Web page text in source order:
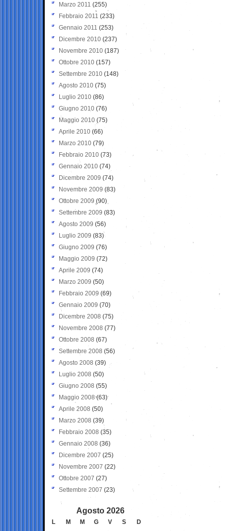
Marzo 2011 (255)
Febbraio 2011 (233)
Gennaio 2011 (253)
Dicembre 2010 (237)
Novembre 2010 (187)
Ottobre 2010 (157)
Settembre 2010 (148)
Agosto 2010 (75)
Luglio 2010 (86)
Giugno 2010 (76)
Maggio 2010 (75)
Aprile 2010 (66)
Marzo 2010 (79)
Febbraio 2010 (73)
Gennaio 2010 (74)
Dicembre 2009 (74)
Novembre 2009 (83)
Ottobre 2009 (90)
Settembre 2009 (83)
Agosto 2009 (56)
Luglio 2009 (83)
Giugno 2009 (76)
Maggio 2009 (72)
Aprile 2009 (74)
Marzo 2009 (50)
Febbraio 2009 (69)
Gennaio 2009 (70)
Dicembre 2008 (75)
Novembre 2008 (77)
Ottobre 2008 (67)
Settembre 2008 (56)
Agosto 2008 (39)
Luglio 2008 (50)
Giugno 2008 (55)
Maggio 2008(63)
Aprile 2008 (50)
Marzo 2008 (39)
Febbraio 2008 (35)
Gennaio 2008 (36)
Dicembre 2007 (25)
Novembre 2007 (22)
Ottobre 2007 (27)
Settembre 2007 (23)
Agosto 2026
L M M G V S
D